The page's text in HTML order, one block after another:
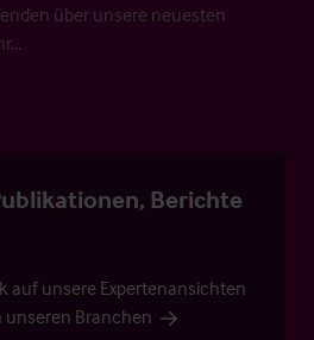
über unsere neuesten
Berichte
auf unsere Expertenansichten
unseren Branchen